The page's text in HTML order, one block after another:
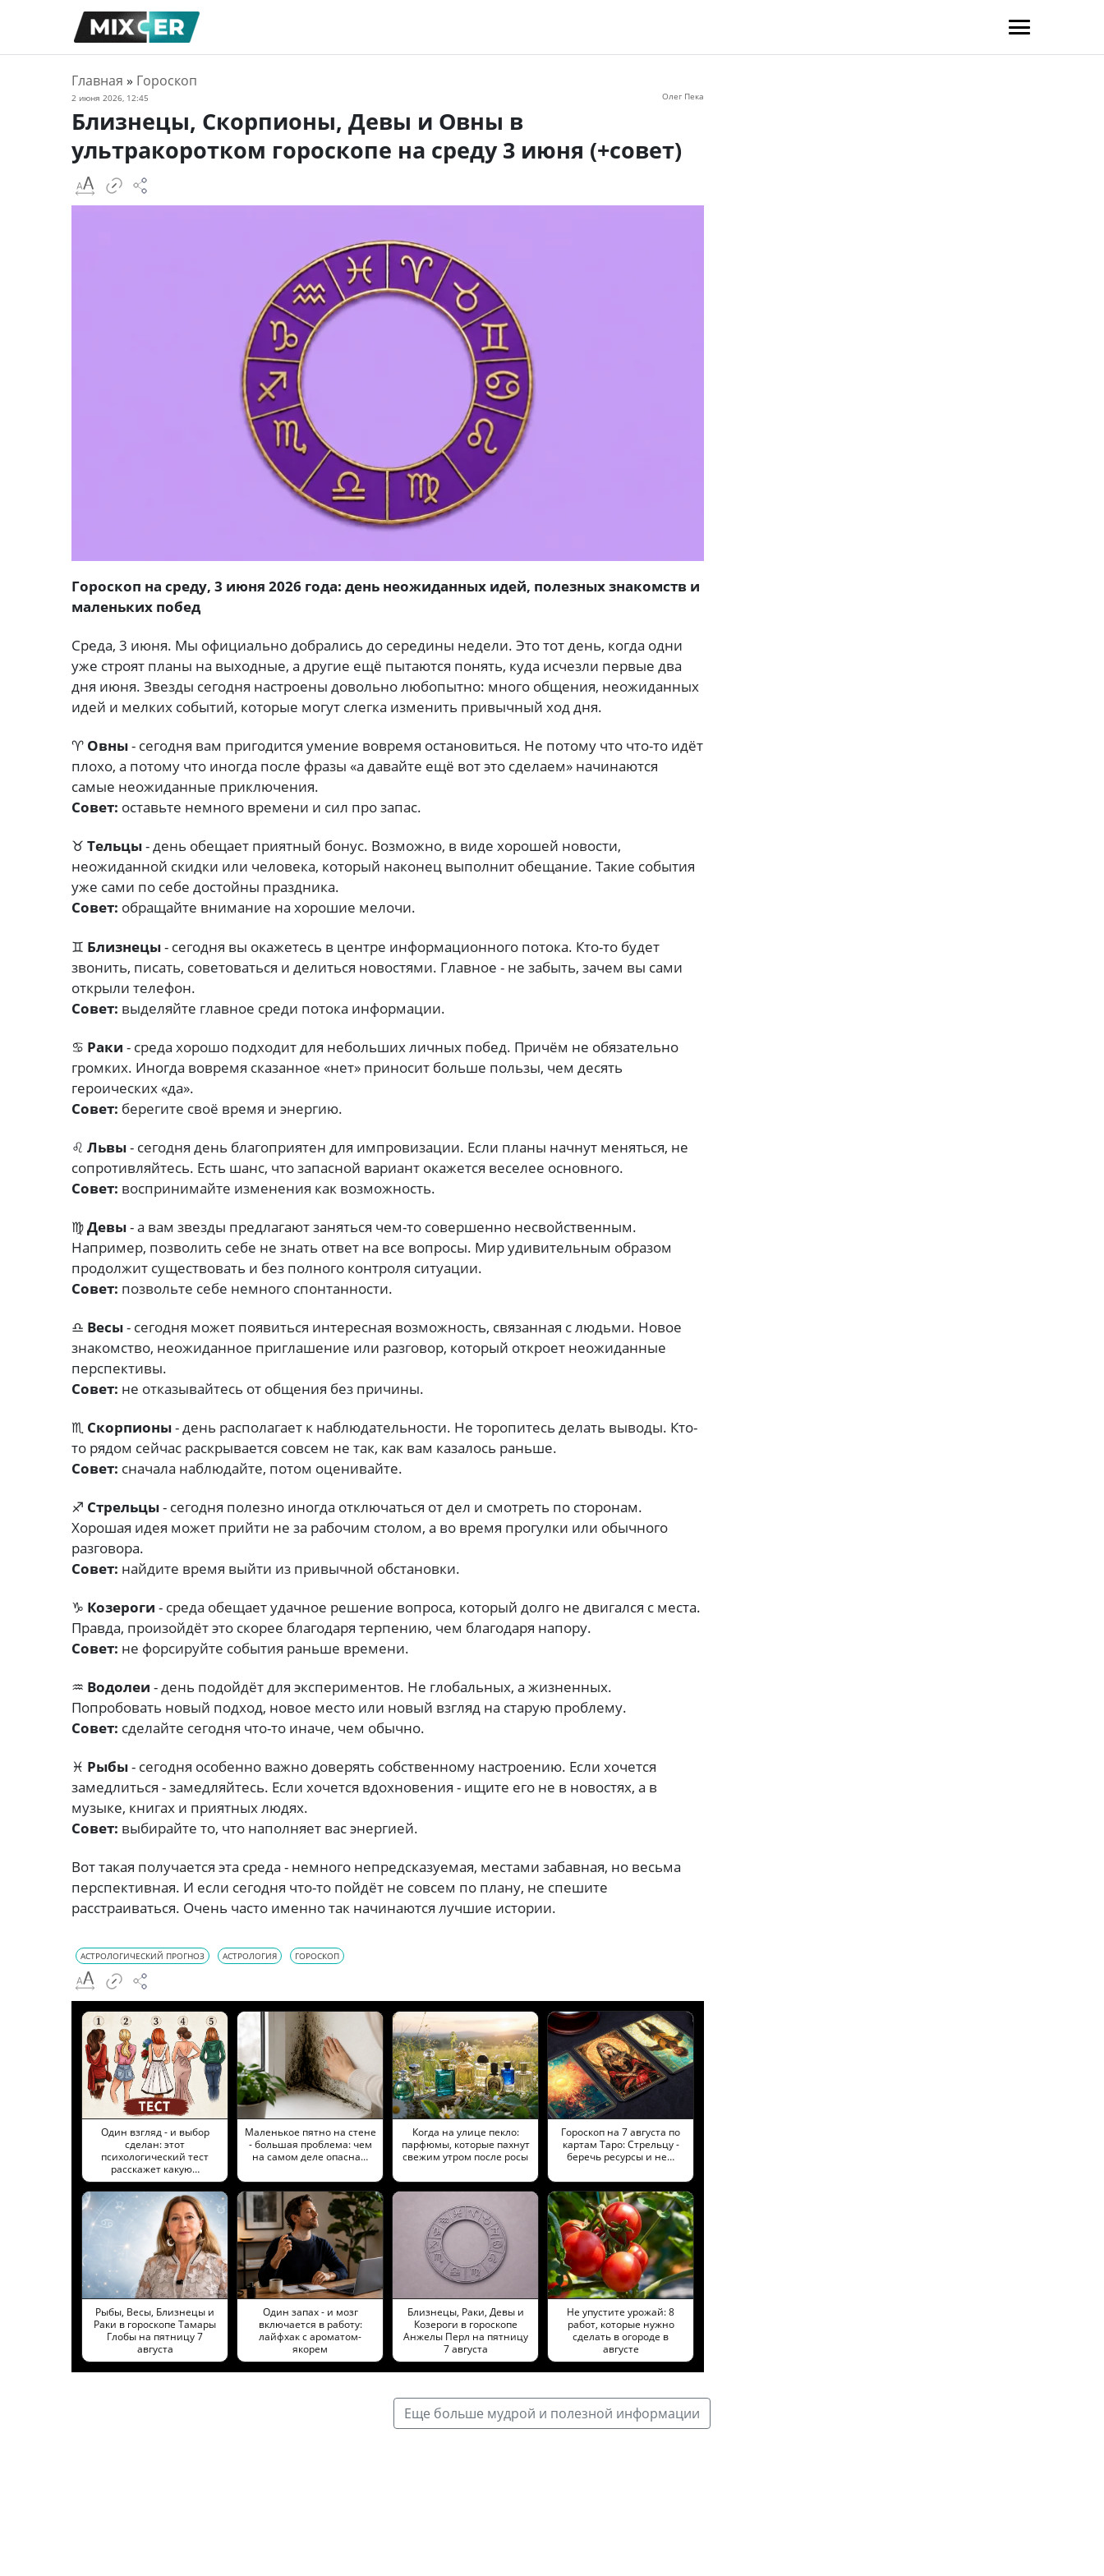
Главная » Гороскоп
2 июня 2026, 12:45 Олег Пека
Близнецы, Скорпионы, Девы и Овны в
ультракоротком гороскопе на среду 3 июня (+совет)
Гороскоп на среду, 3 июня 2026 года: день неожиданных идей, полезных знакомств и
маленьких побед
Среда, 3 июня. Мы официально добрались до середины недели. Это тот день, когда одни
уже строят планы на выходные, а другие ещё пытаются понять, куда исчезли первые два
дня июня. Звезды сегодня настроены довольно любопытно: много общения, неожиданных
идей и мелких событий, которые могут слегка изменить привычный ход дня.
♈ Овны- сегодня вам пригодится умение вовремя остановиться. Не потому что что-то идёт
плохо, а потому что иногда после фразы «а давайте ещё вот это сделаем» начинаются
самые неожиданные приключения.
Совет: оставьте немного времени и сил про запас.
♉ Тельцы- день обещает приятный бонус. Возможно, в виде хорошей новости,
неожиданной скидки или человека, который наконец выполнит обещание. Такие события
уже сами по себе достойны праздника.
Совет: обращайте внимание на хорошие мелочи.
♊ Близнецы- сегодня вы окажетесь в центре информационного потока. Кто-то будет
звонить, писать, советоваться и делиться новостями. Главное - не забыть, зачем вы сами
открыли телефон.
Совет: выделяйте главное среди потока информации.
♋ Раки - среда хорошо подходит для небольших личных побед. Причём не обязательно
громких. Иногда вовремя сказанное «нет» приносит больше пользы, чем десять
героических «да».
Совет: берегите своё время и энергию.
♌ Львы- сегодня день благоприятен для импровизации. Если планы начнут меняться, не
сопротивляйтесь. Есть шанс, что запасной вариант окажется веселее основного.
Совет: воспринимайте изменения как возможность.
♍Девы- а вам звезды предлагают заняться чем-то совершенно несвойственным.
Например, позволить себе не знать ответ на все вопросы. Мир удивительным образом
продолжит существовать и без полного контроля ситуации.
Совет: позвольте себе немного спонтанности.
♎ Весы- сегодня может появиться интересная возможность, связанная с людьми. Новое
знакомство, неожиданное приглашение или разговор, который откроет неожиданные
перспективы.
Совет: не отказывайтесь от общения без причины.
♏ Скорпионы- день располагает к наблюдательности. Не торопитесь делать выводы. Кто-
то рядом сейчас раскрывается совсем не так, как вам казалось раньше.
Совет: сначала наблюдайте, потом оценивайте.
♐ Стрельцы- сегодня полезно иногда отключаться от дел и смотреть по сторонам.
Хорошая идея может прийти не за рабочим столом, а во время прогулки или обычного
разговора.
Совет: найдите время выйти из привычной обстановки.
♑ Козероги - среда обещает удачное решение вопроса, который долго не двигался с места.
Правда, произойдёт это скорее благодаря терпению, чем благодаря напору.
Совет: не форсируйте события раньше времени.
♒ Водолеи - день подойдёт для экспериментов. Не глобальных, а жизненных.
Попробовать новый подход, новое место или новый взгляд на старую проблему.
Совет: сделайте сегодня что-то иначе, чем обычно.
♓ Рыбы- сегодня особенно важно доверять собственному настроению. Если хочется
замедлиться - замедляйтесь. Если хочется вдохновения - ищите его не в новостях, а в
музыке, книгах и приятных людях.
Совет: выбирайте то, что наполняет вас энергией.
Вот такая получается эта среда - немного непредсказуемая, местами забавная, но весьма
перспективная. И если сегодня что-то пойдёт не совсем по плану, не спешите
расстраиваться. Очень часто именно так начинаются лучшие истории.
АСТРОЛОГИЧЕСКИЙ ПРОГНОЗ АСТРОЛОГИЯ ГОРОСКОП
Один взгляд - и выбор
сделан: этот
психологический тест
расскажет какую…
Маленькое пятно на стене
- большая проблема: чем
на самом деле опасна…
Когда на улице пекло:
парфюмы, которые пахнут
свежим утром после росы
Гороскоп на 7 августа по
картам Таро: Стрельцу -
беречь ресурсы и не…
Рыбы, Весы, Близнецы и
Раки в гороскопе Тамары
Глобы на пятницу 7
августа
Один запах - и мозг
включается в работу:
лайфхак с ароматом-
якорем
Близнецы, Раки, Девы и
Козероги в гороскопе
Анжелы Перл на пятницу
7 августа
Не упустите урожай: 8
работ, которые нужно
сделать в огороде в
августе
Еще больше мудрой и полезной информации